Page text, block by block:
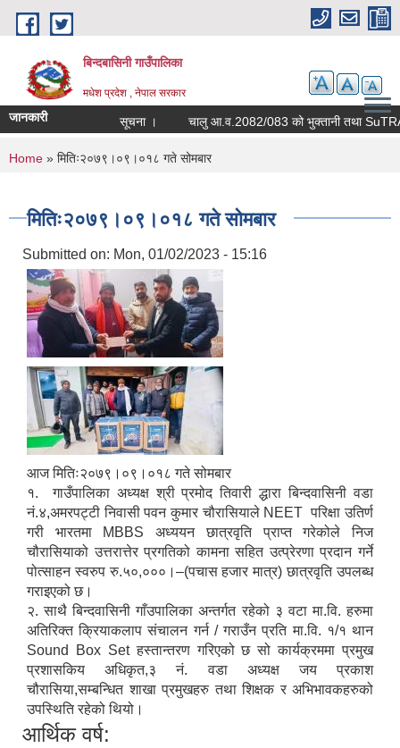
Skip to main content
बिन्दबासिनी गाउँपालिका
मधेश प्रदेश , नेपाल सरकार
जानकारी सूचना ।
You are here
Home » मितिः२०७९।०९।०१८ गते सोमबार
मितिः२०७९।०९।०१८ गते सोमबार
Submitted on: Mon, 01/02/2023 - 15:16
आज मितिः२०७९।०९।०१८ गते सोमबार
१. गाउँपालिका अध्यक्ष श्री प्रमोद तिवारी द्धारा बिन्दवासिनी वडा
नं.४,अमरपट्टी निवासी पवन कुमार चौरासियाले NEET परिक्षा उतिर्ण
गरी भारतमा MBBS अध्ययन छात्रवृति प्राप्त गरेकोले निज
चौरासियाको उत्तरात्तेर प्रगतिको कामना सहित उत्प्रेरणा प्रदान गर्ने
पोत्साहन स्वरुप रु.५०,०००।–(पचास हजार मात्र) छात्रवृति उपलब्ध
गराइएको छ।
२. साथै बिन्दवासिनी गाँउपालिका अन्तर्गत रहेको ३ वटा मा.वि. हरुमा
अतिरिक्त क्रियाकलाप संचालन गर्न / गराउँन प्रति मा.वि. १/१ थान
Sound Box Set हस्तान्तरण गरिएको छ सो कार्यक्रममा प्रमुख
प्रशासकिय अधिकृत,३ नं. वडा अध्यक्ष जय प्रकाश
चौरासिया,सम्बन्धित शाखा प्रमुखहरु तथा शिक्षक र अभिभावकहरुको
उपस्थिति रहेको थियो।
आर्थिक वर्ष: